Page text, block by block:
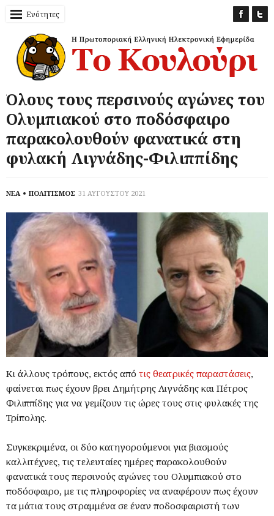
Ενότητες
Όλους τους περσινούς αγώνες του
Ολυμπιακού στο ποδόσφαιρο
παρακολουθούν φανατικά στη
φυλακή Λιγνάδης-Φιλιππίδης
ΝΕΑ ΠΟΛΙΤΙΣΜΟΣ 31 ΑΥΓΟΥΣΤΟΥ 2021
Κι άλλους τρόπους, εκτός από τις θεατρικές παραστάσεις,
φαίνεται πως έχουν βρει Δημήτρης Λιγνάδης και Πέτρος
Φιλιππίδης για να γεμίζουν τις ώρες τους στις φυλακές της
Τρίπολης.
Συγκεκριμένα, οι δύο κατηγορούμενοι για βιασμούς
καλλιτέχνες, τις τελευταίες ημέρες παρακολουθούν
φανατικά τους περσινούς αγώνες του Ολυμπιακού στο
ποδόσφαιρο, με τις πληροφορίες να αναφέρουν πως έχουν
τα μάτια τους στραμμένα σε έναν ποδοσφαιριστή των